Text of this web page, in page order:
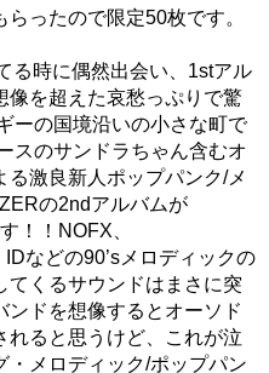
ったので限定50枚です。
る時に偶然出会い、1stアル
像を超えた哀愁っぷりで驚
ーの国境沿いの小さな町で
スのサンドラちゃん含むオ
激良新人ポップパンク/メ
の2ndアルバムが
！！NOFX、
などの90’sメロディックの
てくるサウンドはまさに突
ドを想像するとオーソド
れると思うけど、これが泣
・メロディック/ポップパン